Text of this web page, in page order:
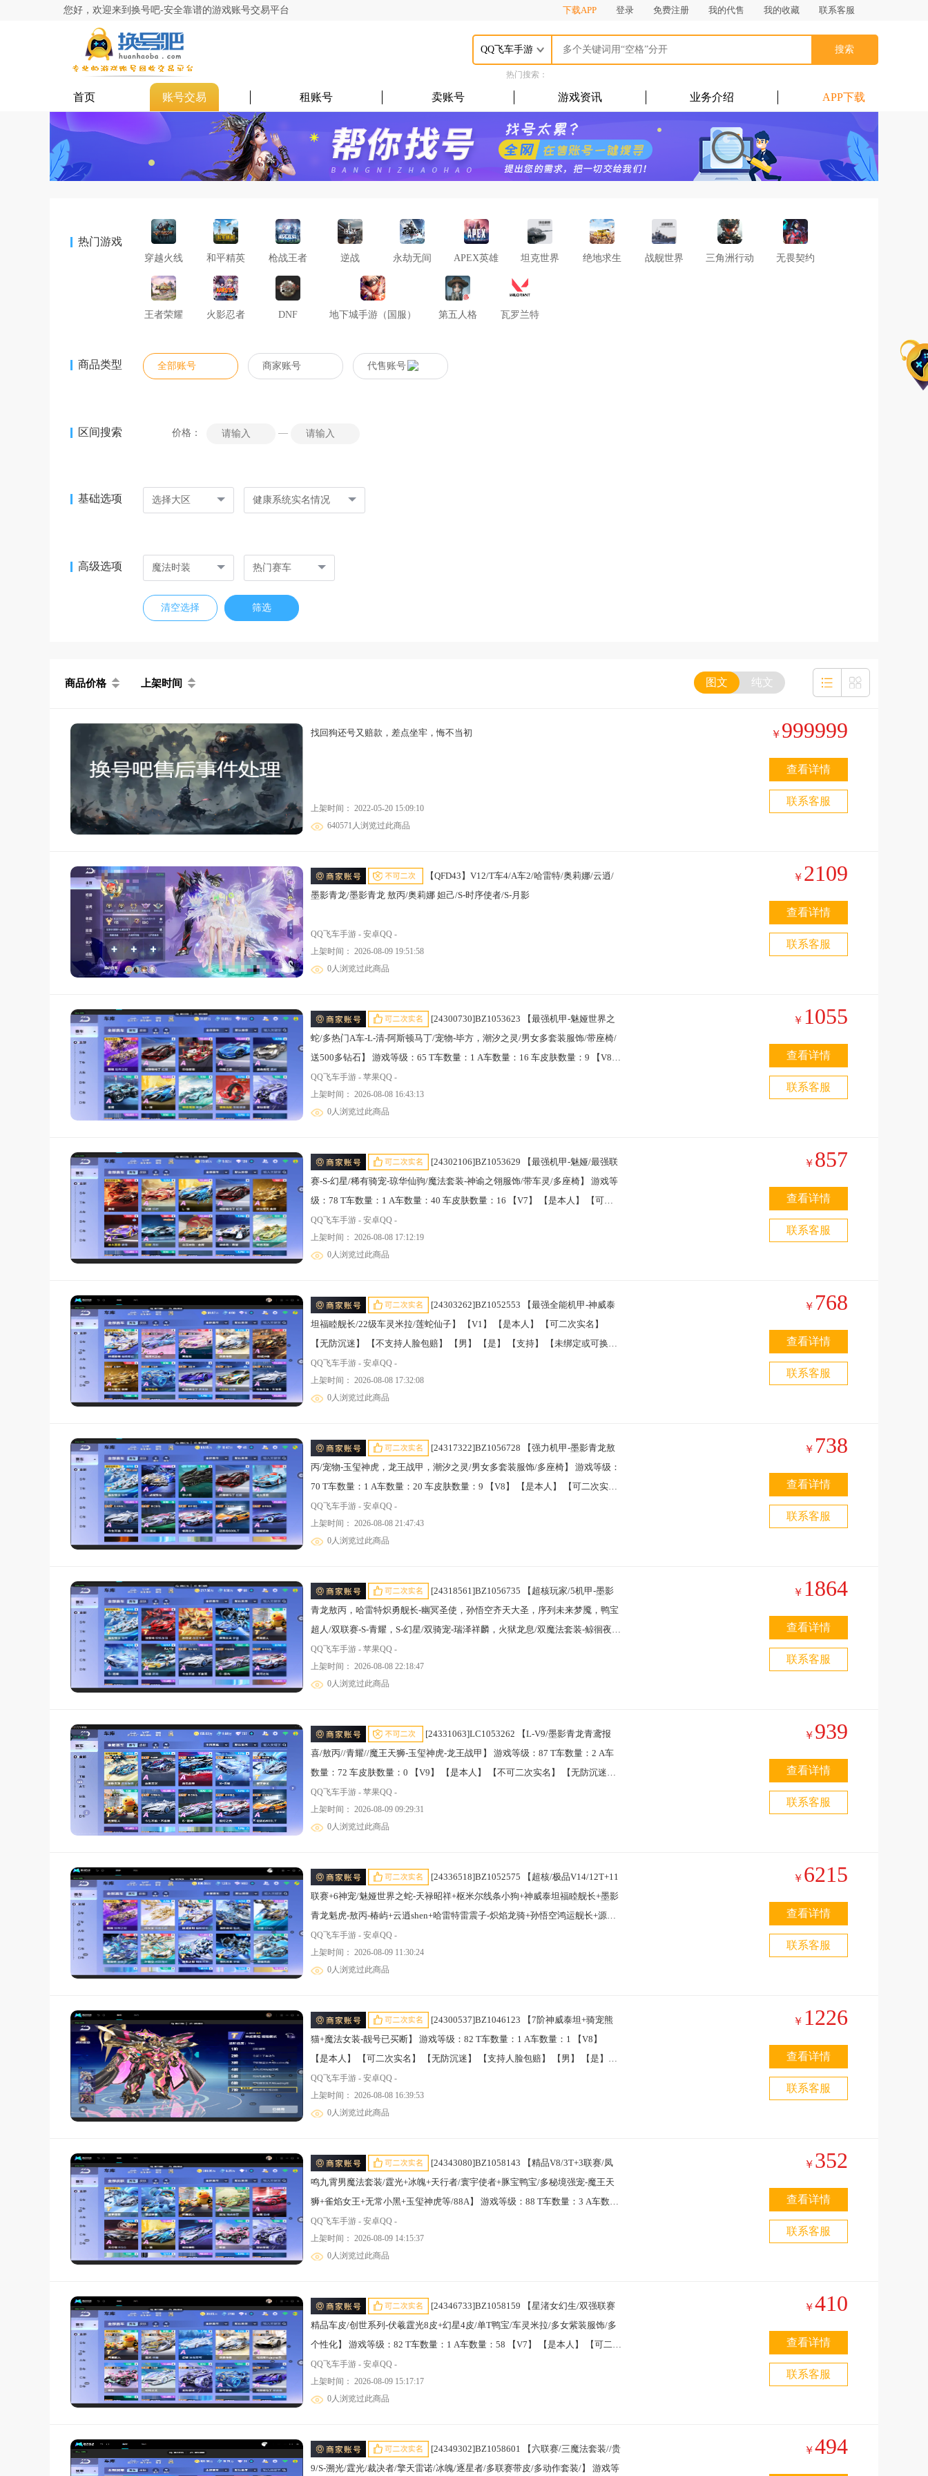
您好，欢迎来到换号吧-安全靠谱的游戏账号交易平台 下载APP 登录 免费注册 我的代售 我的收藏 联系客服
QQ飞车手游 搜索
热门搜索：
首页 账号交易 租账号 卖账号 游戏资讯 业务介绍 APP下载
热门游戏
穿越火线 和平精英 枪战王者 逆战 永劫无间 APEX英雄 坦克世界 绝地求生 战舰世界 三角洲行动 无畏契约
王者荣耀 火影忍者 DNF 地下城手游（国服） 第五人格 瓦罗兰特
商品类型 全部账号 商家账号 代售账号
区间搜索 价格： —
基础选项 选择大区 健康系统实名情况
高级选项 魔法时装 热门赛车
清空选择 筛选
商品价格 上架时间 图文 纯文
找回狗还号又赔款，差点坐牢，悔不当初
上架时间： 2022-05-20 15:09:10
640571人浏览过此商品
￥ 999999
查看详情
联系客服
墨影青龙/墨影青龙 敖丙/奥莉娜 妲己/S-时序使者/S-月影
QQ飞车手游 - 安卓QQ -
上架时间： 2026-08-09 19:51:58
0人浏览过此商品
￥ 2109
查看详情
联系客服
蛇/多热门A车-L-清-阿斯顿马丁/宠物-毕方，潮汐之灵/男女多套装服饰/带座椅/
送500多钻石】 游戏等级：65 T车数量：1 A车数量：16 车皮肤数量：9 【V8】
【是本人】 【可二次实名】 【无防沉迷】 【支持人脸包赔】 【男】 【是】
【支持】 【未绑定或可换绑】 热门T车1 热门A车3 T车皮肤1 骑宠2 热门T车：
魅娅； 热门A车：雷诺，L-清，AE86； T车皮肤：魅娅世界之蛇； 骑宠：毕
QQ飞车手游 - 苹果QQ -
上架时间： 2026-08-08 16:43:13
0人浏览过此商品
￥ 1055
查看详情
联系客服
赛-S-幻星/稀有骑宠-琼华仙驹/魔法套装-神谕之翎服饰/带车灵/多座椅】 游戏等
级：78 T车数量：1 A车数量：40 车皮肤数量：16 【V7】 【是本人】 【可二
次实名】 【无防沉迷】 【支持人脸包赔】 【男】 【是】 【支持】 【未绑定或
可换绑】 热门T车1 热门A车4 骑宠2 热门T车：魅娅； 热门A车：雷诺，L-清，
AE86，S-幻星； 骑宠：哪吒，潮汐之灵；
QQ飞车手游 - 安卓QQ -
上架时间： 2026-08-08 17:12:19
0人浏览过此商品
￥ 857
查看详情
联系客服
坦福睦舰长/22级车灵米拉/莲蛇仙子】 【V1】 【是本人】 【可二次实名】
【无防沉迷】 【不支持人脸包赔】 【男】 【是】 【支持】 【未绑定或可换
绑】 热门T车1 热门A车2 T车皮肤1 骑宠3 热门T车：神威泰坦RE； 热门A车：
雷诺，AE86； T车皮肤：神威泰坦福睦舰长； 骑宠：毕方，莲蛇仙子，冰蓝圣
甲；
QQ飞车手游 - 安卓QQ -
上架时间： 2026-08-08 17:32:08
0人浏览过此商品
￥ 768
查看详情
联系客服
丙/宠物-玉玺神虎，龙王战甲，潮汐之灵/男女多套装服饰/多座椅】 游戏等级：
70 T车数量：1 A车数量：20 车皮肤数量：9 【V8】 【是本人】 【可二次实
名】 【无防沉迷】 【支持人脸包赔】 【男】 【是】 【支持】 【未绑定或可换
绑】 热门T车1 热门A车1 T车皮肤1 A车皮肤1 骑宠3 热门T车：墨影青龙； 热门
A车：AE86； T车皮肤：墨影青龙敖丙； A车皮肤：流火-德古拉； 骑宠：玉玺
QQ飞车手游 - 安卓QQ -
上架时间： 2026-08-08 21:47:43
0人浏览过此商品
￥ 738
查看详情
联系客服
青龙敖丙，哈雷特炽勇舰长-幽冥圣使，孙悟空齐天大圣，序列未来梦魇，鸭宝
超人/双联赛-S-青耀，S-幻星/双骑宠-瑞泽祥麟，火狱龙息/双魔法套装-鲸徊夜梦
服饰，绯色谍影服饰/带车灵/多座椅】 【V1】 【是本人】 【可二次实名】
【无防沉迷】 【不支持人脸包赔】 【男】 【是】 【支持】 【未绑定或可换
绑】 热门T车5 热门A车4 T车皮肤5 A车皮肤3 骑宠12 热门T车：序列未来
AE86，S-幻星； T车皮肤：孙悟空齐天大圣，序列未来梦魇，墨影青龙敖丙，
哈雷特幽冥圣使，哈雷特炽勇舰长； A车皮肤：时序使者-曼语，幻星-溯流，幻
QQ飞车手游 - 苹果QQ -
上架时间： 2026-08-08 22:18:47
0人浏览过此商品
￥ 1864
查看详情
联系客服
喜/敖丙//青耀//魔王天狮-玉玺神虎-龙王战甲】 游戏等级：87 T车数量：2 A车
数量：72 车皮肤数量：0 【V9】 【是本人】 【不可二次实名】 【无防沉迷】
【支持人脸包赔】 【男】 【是】 【支持】 【未绑定或可换绑】 热门T车2 热门
A车2 T车皮肤1 A车皮肤2 骑宠8 热门T车：墨影青龙，鸭宝超人； 热门A车：雷
诺，AE86； T车皮肤：墨影青龙敖丙； A车皮肤：擎天雷诺-凌耀，时序使者-
子，冰蓝圣甲，潮汐之灵；
QQ飞车手游 - 苹果QQ -
上架时间： 2026-08-09 09:29:31
0人浏览过此商品
￥ 939
查看详情
联系客服
联赛+6神宠/魅娅世界之蛇-天禄昭祥+枢米尔线条小狗+神威泰坦福睦舰长+墨影
青龙魁虎-敖丙-椿屿+云逍shen+哈雷特雷震子-炽焰龙骑+孙悟空鸿运舰长+源极
之星烟雨天青-黑曜石+序列未来梦魇+荣耀天启+鸭宝/神宠-熊猫+莲蛇+麒麟+火
龙+龙神+魂狮/龙神-青耀+幻星+弦音+月影+霆光+冰魄+时序+擎天雷诺+追光者
+逐星者+烈魂者/26级车灵米拉带史诗皮肤/13魔法套/9男魔法-幻蝶+绯色谍影
法-霜龙守心+沧海梦境+虎跃乾坤+繁花乐章套装/橙色变色名橙色气泡+多个性
化/氪条8w1】 游戏等级：98 T车数量：12 A车数量：170 【V14】 【是本人】
QQ飞车手游 - 安卓QQ -
上架时间： 2026-08-09 11:30:24
0人浏览过此商品
￥ 6215
查看详情
联系客服
猫+魔法女装-靓号已买断】 游戏等级：82 T车数量：1 A车数量：1 【V8】
【是本人】 【可二次实名】 【无防沉迷】 【支持人脸包赔】 【男】 【是】
【支持】 【未绑定或可换绑】 热门T车1 热门A车3 T车皮肤1 A车皮肤2 骑宠7
热门T车：神威泰坦RE； 热门A车：雷诺，AE86，S-溯光； T车皮肤：神威泰
坦福睦舰长； A车皮肤：擎天雷诺-爱神，月影-星夜海妖； 骑宠：无常小黑，
QQ飞车手游 - 安卓QQ -
上架时间： 2026-08-08 16:39:53
0人浏览过此商品
￥ 1226
查看详情
联系客服
鸣九霄男魔法套装/霆光+冰魄+天行者/寰宇使者+豚宝鸭宝/多秘境强宠-魔王天
狮+雀焰女王+无常小黑+玉玺神虎等/88A】 游戏等级：88 T车数量：3 A车数
量：88 【V8】 【是本人】 【可二次实名】 【无防沉迷】 【支持人脸包赔】
【男】 【是】 【支持】 【未绑定或可换绑】 热门T车2 热门A车6 A车皮肤4 骑
宠11 热门T车：鸭宝超人，蓝波豚宝； 热门A车：雷诺，S-天行者，S-冰魄，L-
月影-大花袄； 骑宠：无常小黑，雪域狮王，贪狼，毕方，女娲，机甲金刚，魔
王天狮，雀焰女王，玉玺神虎，莲蛇仙子，潮汐之灵；
QQ飞车手游 - 安卓QQ -
上架时间： 2026-08-09 14:15:37
0人浏览过此商品
￥ 352
查看详情
联系客服
精品车皮/创世系列-伏羲霆光8皮+幻星4皮/单T鸭宝/车灵米拉/多女紫装服饰/多
个性化】 游戏等级：82 T车数量：1 A车数量：58 【V7】 【是本人】 【可二次
实名】 【无防沉迷】 【不支持人脸包赔】 【男】 【是】 【支持】 【未绑定或
可换绑】 热门T车1 热门A车4 A车皮肤2 骑宠5 热门T车：鸭宝超人； 热门A
车：雷诺，AE86，S-幻星，S-霆光； A车皮肤：擎天雷诺-毒蜘蛛，幻星-鹊梦星
QQ飞车手游 - 安卓QQ -
上架时间： 2026-08-09 15:17:17
0人浏览过此商品
￥410
查看详情
联系客服
9/S-溯光/霆光/裁决者/擎天雷诺/冰魄/逐星者/多联赛带皮/多动作套装/】 游戏等
￥494